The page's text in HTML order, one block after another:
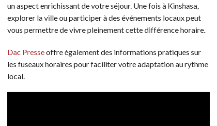
un aspect enrichissant de votre séjour. Une fois à Kinshasa,
explorer la ville ou participer à des événements locaux peut
vous permettre de vivre pleinement cette différence horaire.
Dac Presseoffre également des informations pratiques sur
les fuseaux horaires pour faciliter votre adaptation au rythme
local.